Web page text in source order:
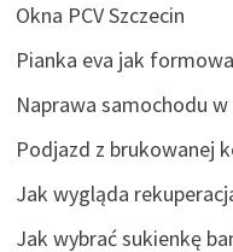
Okna PCV Szczecin
Pianka eva jak
Naprawa samochodu
Podjazd z brukowanej
Jak wygląda
Jak wybrać sukienkę